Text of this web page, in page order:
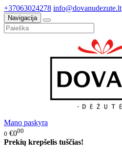
+37063024278 info@dovanudezute.lt
Navigacija
Mano paskyra
0 €000
Prekių krepšelis tuščias!